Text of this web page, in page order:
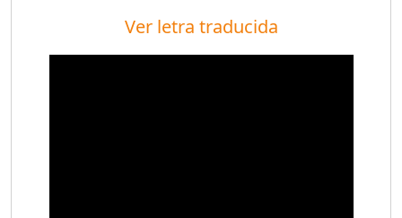
Ver letra traducida